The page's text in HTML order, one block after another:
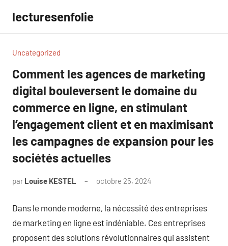
contenu
lecturesenfolie
Uncategorized
Comment les agences de marketing
digital bouleversent le domaine du
commerce en ligne, en stimulant
l’engagement client et en maximisant
les campagnes de expansion pour les
sociétés actuelles
par Louise KESTEL octobre 25, 2024
Dans le monde moderne, la nécessité des entreprises
de marketing en ligne est indéniable. Ces entreprises
proposent des solutions révolutionnaires qui assistent